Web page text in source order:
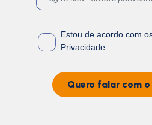
Estou de acordo com
Privacidade
Quero falar com